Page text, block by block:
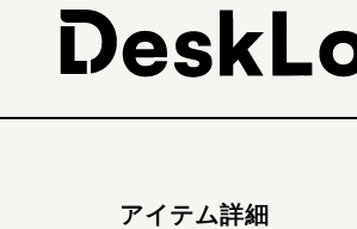
アイテム詳細